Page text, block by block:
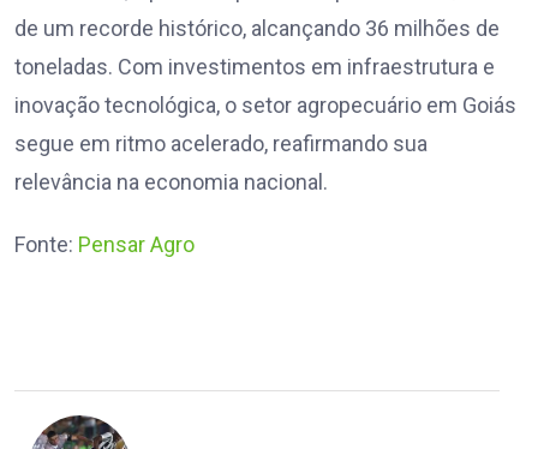
de um recorde histórico, alcançando 36 milhões de
toneladas. Com investimentos em infraestrutura e
inovação tecnológica, o setor agropecuário em Goiás
segue em ritmo acelerado, reafirmando sua
relevância na economia nacional.
Fonte: Pensar Agro